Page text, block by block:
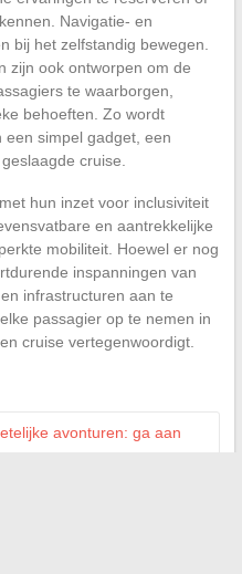
Navigatie- en
bij het zelfstandig bewegen.
zijn ook ontworpen om de
te waarborgen,
behoeften. Zo wordt
simpel gadget, een
cruise.
hun inzet voor inclusiviteit
en aantrekkelijke
mobiliteit. Hoewel er nog
inspanningen van
infrastructuren aan te
passagier op te nemen in
cruise vertegenwoordigt.
avonturen: ga aan